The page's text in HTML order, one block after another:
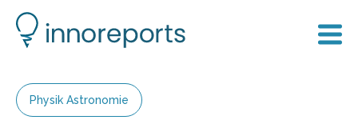
Physik Astronomie